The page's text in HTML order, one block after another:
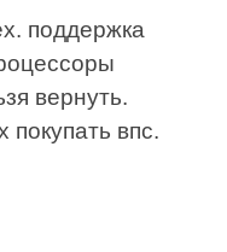
поддержка
вернуть.
покупать впс.